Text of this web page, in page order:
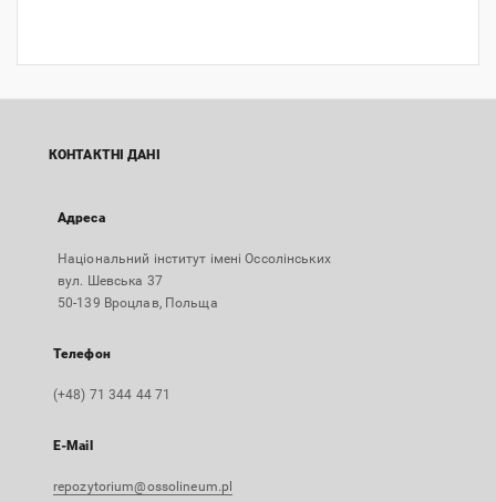
КОНТАКТНІ ДАНІ
Адреса
Національний інститут імені Оссолінських
вул. Шевська 37
50-139 Вроцлав, Польща
Телефон
(+48) 71 344 44 71
E-Mail
repozytorium@ossolineum.pl